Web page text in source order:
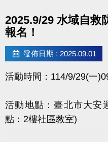
2025.9/29 水域自救
報名！
發佈日期 : 2025.09.01
活動時間：114/9/29(一
活動地點：臺北市大安
點：2樓社區教室)